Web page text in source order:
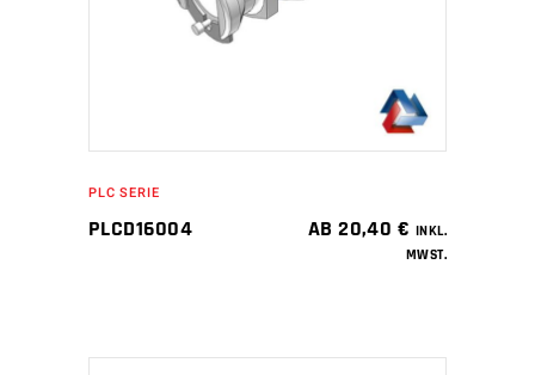
PLC SERIE
PLCD16004 AB20,40 € INKL.
MWST.